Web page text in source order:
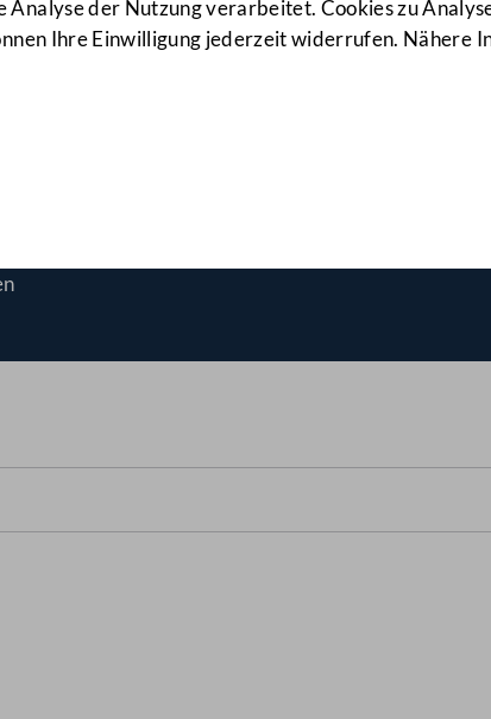
Analyse der Nutzung verarbeitet. Cookies zu
Ihre Einwilligung jederzeit widerrufen. Nähere
Sicherheit der